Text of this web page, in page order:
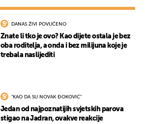
DANAS ŽIVI POVUČENO
Znate li tko je ovo? Kao dijete ostala je bez
oba roditelja, a onda i bez milijuna koje je
trebala naslijediti
"KAO DA SU NOVAK ĐOKOVIĆ"
Jedan od najpoznatijih svjetskih parova
stigao na Jadran, ovakve reakcije